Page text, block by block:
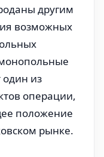
другим
возможных
один из
операции,
положение
рынке.